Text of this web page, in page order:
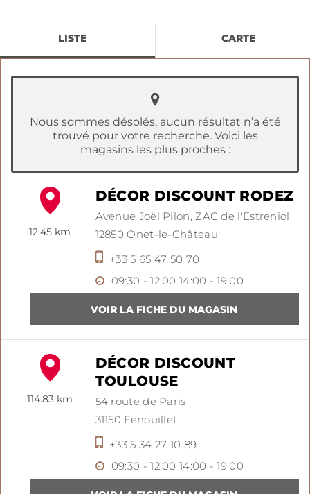
LISTE CARTE
Nous sommes désolés, aucun résultat n’a été
trouvé pour votre recherche. Voici les
magasins les plus proches :
12.45 km
DÉCOR DISCOUNT RODEZ
Avenue Joël Pilon,ZAC de l'Estreniol
12850Onet-le-Château
+33 5 65 47 50 70
09:30 - 12:00 14:00 - 19:00
114.83 km
DÉCOR DISCOUNT
TOULOUSE
54 route de Paris
31150 Fenouillet
+33 5 34 27 10 89
09:30 - 12:00 14:00 - 19:00